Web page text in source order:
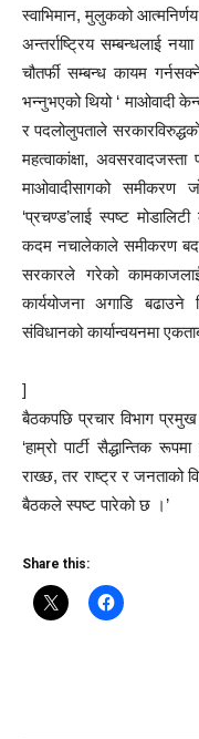
स्वाभिमान, मुलुकको
अन्तर्राष्ट्रिय सम्बन्धलाई
चौतर्फी सम्बन्ध कायम
भन्नुभएको थियो ‘ माओवादी
र पदलोलुपताले
महत्वाकांक्षा,
माओवादीसागको समीकरण
‘प्रचण्ड’लाई स्पष्ट
कदम नचालेकाले समीकरण
सरकारले गरेको कामकाजलाई
कार्ययोजना अगाडि
संविधानको कार्यान्वयनमा
]
बैठकपछि प्रचार विभाग प्रमुख
‘हाम्रो पार्टी सैद्धान्तिक
राख्छ, तर राष्ट्र र जनताको
बैठकले स्पष्ट पारेको छ ।’
Share this: